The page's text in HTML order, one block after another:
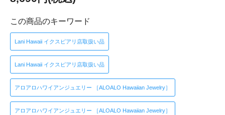
この商品のキーワード
Lani Hawaii イクスピアリ店取扱い品
Lani Hawaii イクスピアリ店取扱い品
アロアロハワイアンジュエリー ［ALOALO Hawaiian Jewelry］
アロアロハワイアンジュエリー ［ALOALO Hawaiian Jewelry］